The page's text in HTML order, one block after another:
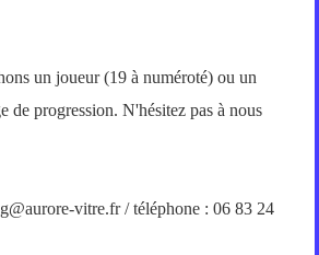
un joueur (19 à numéroté) ou un
de progression. N'hésitez pas à nous
vitre.fr / téléphone : 06 83 24